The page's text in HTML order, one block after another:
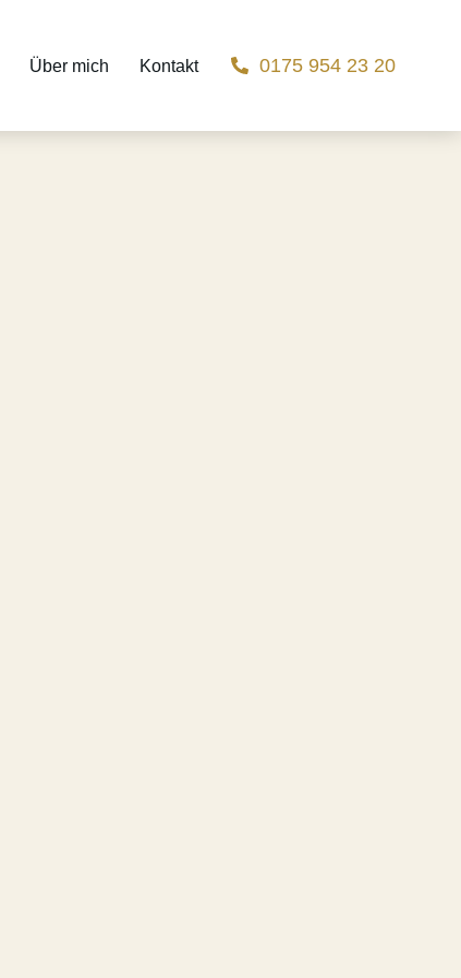
Über mich Kontakt 0175 954 23 20